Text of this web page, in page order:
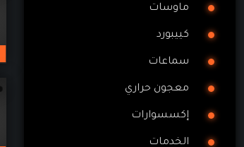
ماوسات
كييبورد
سماعات
معجون حراري
إكسسوارات
الخدمات